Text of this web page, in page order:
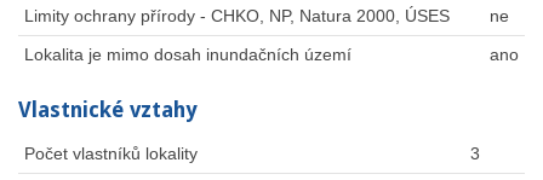
Limity ochrany přírody - CHKO, NP, Natura 2000, ÚSES
ne
Lokalita je mimo dosah inundačních území
ano
Vlastnické vztahy
Počet vlastníků lokality
3